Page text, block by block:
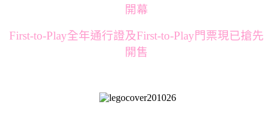
開幕
First-to-Play全年通行證及First-to-Play門票現已搶先
開售